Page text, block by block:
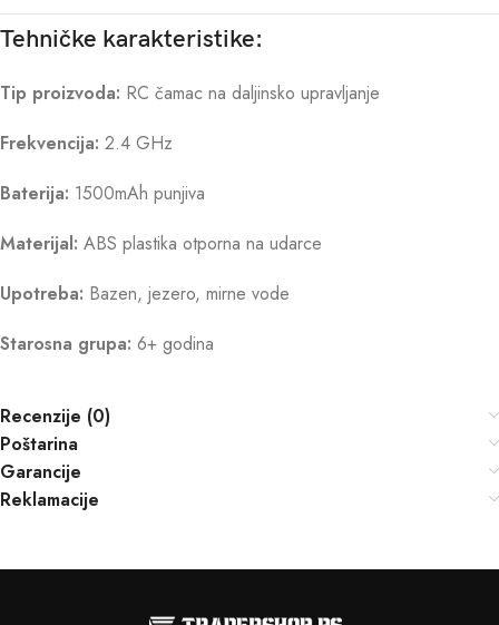
Tehničke karakteristike:
Tip proizvoda: RC čamac na daljinsko upravljanje
Frekvencija: 2.4 GHz
Baterija: 1500mAh punjiva
Materijal: ABS plastika otporna na udarce
Upotreba: Bazen, jezero, mirne vode
Starosna grupa: 6+ godina
Recenzije (0)
Poštarina
Garancije
Reklamacije